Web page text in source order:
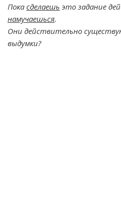
Пока сделаешь это задание
намучаешься.
Они действительно
выдумки?